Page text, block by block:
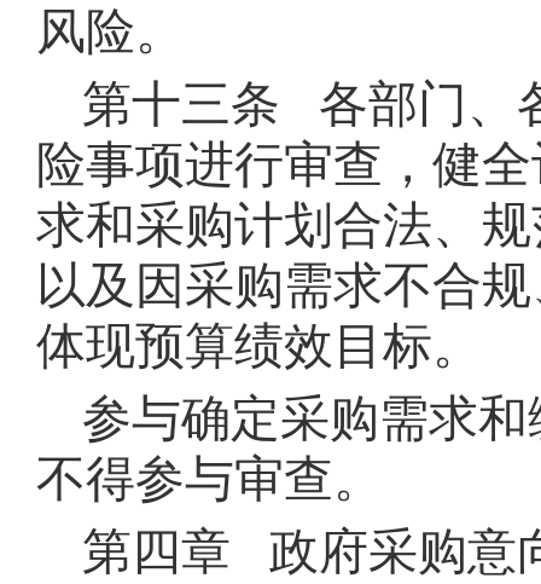
风险。
第十三条 各部门、
险事项进行审查，健
求和采购计划合法、
以及因采购需求不合
体现预算绩效目标。
参与确定采购需求
不得参与审查。
第四章 政府采购意